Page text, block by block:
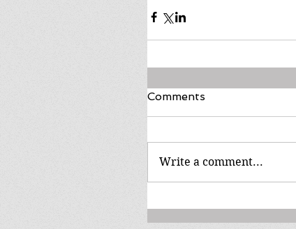
Comments
Write a comment...